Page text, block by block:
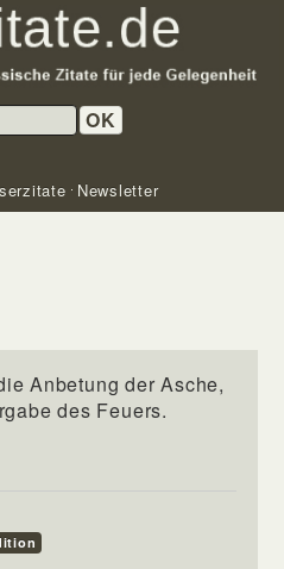
OK
Newsletter
Anbetung der Asche,
des Feuers.